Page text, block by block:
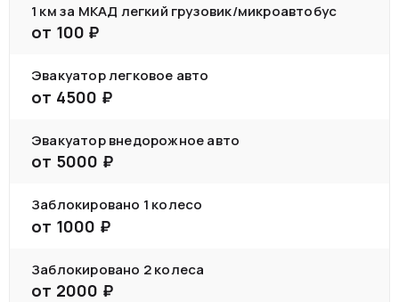
1 км за МКАД легкий грузовик/микроавтобус
от 100 ₽
Эвакуатор легковое авто
от 4500 ₽
Эвакуатор внедорожное авто
от 5000 ₽
Заблокировано 1 колесо
от 1000 ₽
Заблокировано 2 колеса
от 2000 ₽